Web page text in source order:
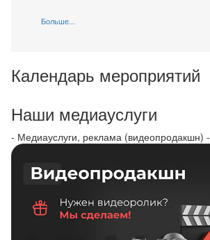
Больше...
Календарь мероприятий
Наши медиауслуги
- Медиауслуги, реклама (видеопродакшн) -